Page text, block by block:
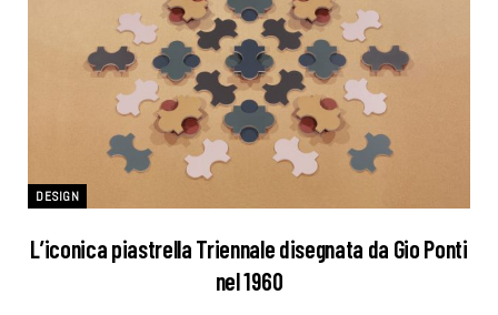
DESIGN
L’iconica piastrella Triennale disegnata da Gio Ponti
nel 1960